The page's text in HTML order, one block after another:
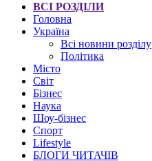
ВСІ РОЗДІЛИ
Головна
Україна
Всі новини розділу
Політика
Місто
Світ
Бізнес
Наука
Шоу-бізнес
Спорт
Lifestyle
БЛОГИ ЧИТАЧІВ